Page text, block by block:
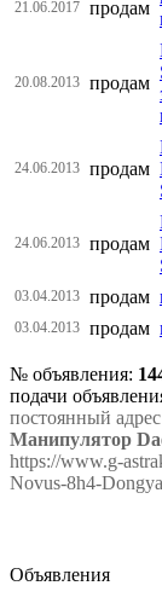
21.06.2017 продам
20.08.2013 продам
24.06.2013 продам
24.06.2013 продам
03.04.2013 продам
03.04.2013 продам
№ объявления:
подачи
постоянный
Манипулятор
https://www.g-
Novus-8h4-
Объявления